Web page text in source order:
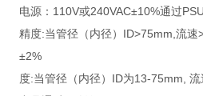
电源：110V或240VAC±10%通过
精度:当管径（内径）ID>75mm,流速
±2%
度:当管径（内径）ID为13-75mm,